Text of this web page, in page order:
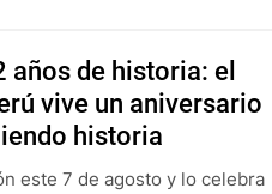
de historia: el
vive un aniversario
historia
este 7 de agosto y lo celebra